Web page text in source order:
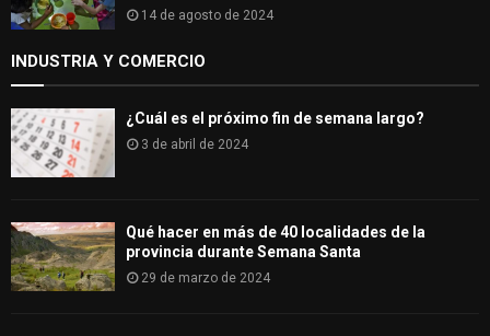
14 de agosto de 2024
INDUSTRIA Y COMERCIO
¿Cuál es el próximo fin de semana largo?
3 de abril de 2024
Qué hacer en más de 40 localidades de la
provincia durante Semana Santa
29 de marzo de 2024